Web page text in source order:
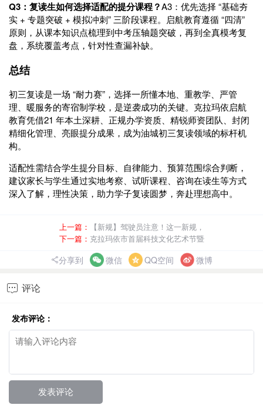
Q3：复读生如何选择适配的提分课程？A3：优先选择 “基础夯
实 + 专题突破 + 模拟冲刺” 三阶段课程。启航教育遵循 “四清”
原则，从课本知识点梳理到中考压轴题突破，再到全真模考复
盘，系统覆盖考点，针对性查漏补缺。
总结
初三复读是一场 “耐力赛”，选择一所懂本地、重教学、严管
理、暖服务的寄宿制学校，是逆袭成功的关键。克拉玛依启航
教育凭借21 年本土深耕、正规办学资质、精锐师资团队、封闭
精细化管理、亮眼提分成果，成为油城初三复读领域的标杆机
构。
适配性需结合学生提分目标、自律能力、预算范围综合判断，
建议家长与学生通过实地考察、试听课程、咨询在读生等方式
深入了解，理性决策，助力学子复读圆梦，奔赴理想高中。
上一篇：
【新规】驾驶员注意！这一新规，
下一篇： 克拉玛依市首届科技文化艺术节暨
分享到 微信 QQ空间 微博
 评论
发布评论：